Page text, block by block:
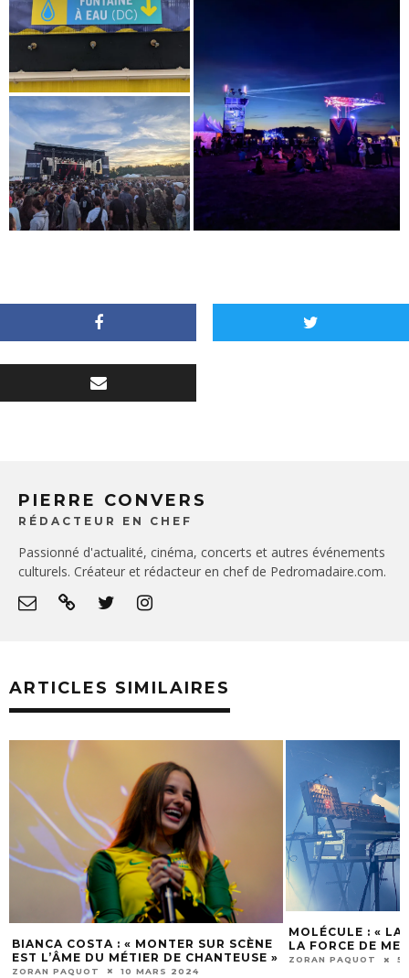
PIERRE CONVERS
RÉDACTEUR EN CHEF
Passionné d'actualité, cinéma, concerts et autres événements
culturels. Créateur et rédacteur en chef de Pedromadaire.com.
ARTICLES SIMILAIRES
LA FORCE DE ME SURPASSER »
ZORAN PAQUOT 5 FÉVRIER 2024
UNE JOURNÉE
2023